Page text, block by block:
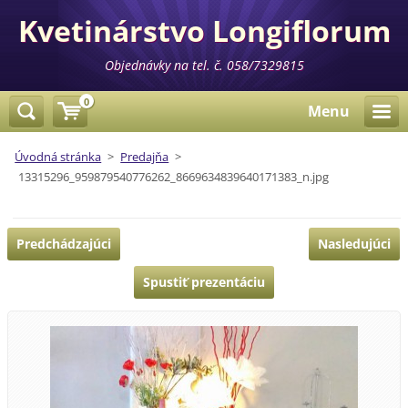
Kvetinárstvo Longiflorum
Objednávky na tel. č. 058/7329815
Menu
Úvodná stránka > Predajňa >
13315296_959879540776262_8669634839640171383_n.jpg
Predchádzajúci Nasledujúci
Spustiť prezentáciu
0